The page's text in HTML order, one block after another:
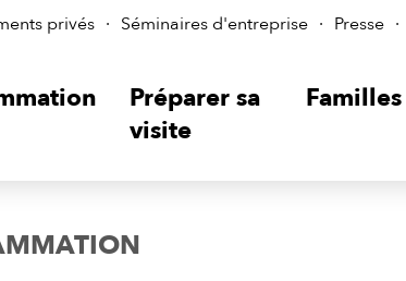
privés Séminaires d'entreprise Presse
Préparer sa
visite
Familles